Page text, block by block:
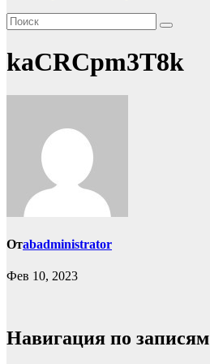
kaCRCpm3T8k
Отabadministrator
Фев 10, 2023
Навигация по записям